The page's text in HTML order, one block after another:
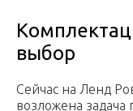
выбор
Сейчас на Ленд
возложена задача